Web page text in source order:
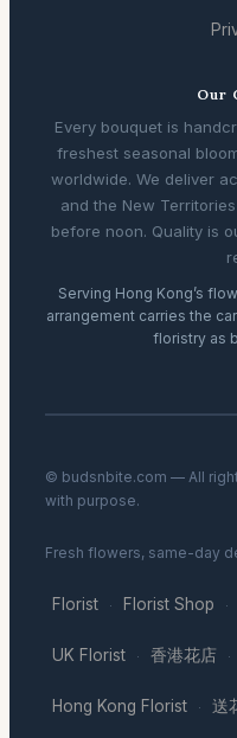
Our
Every bouquet is
freshest seasonal
worldwide. We deliver
and the New
before noon. Quality is
Serving Hong Kong’s
arrangement carries the
floristry as
© budsnbite.com — All
with purpose.
Fresh flowers, same-day
Florist · Florist Shop ·
UK Florist · 香港花店 ·
Hong Kong Florist · 送